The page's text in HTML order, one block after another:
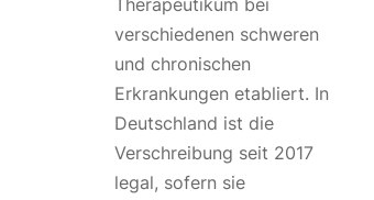
Therapeutikum bei
verschiedenen schweren
und chronischen
Erkrankungen etabliert. In
Deutschland ist die
Verschreibung seit 2017
legal, sofern sie